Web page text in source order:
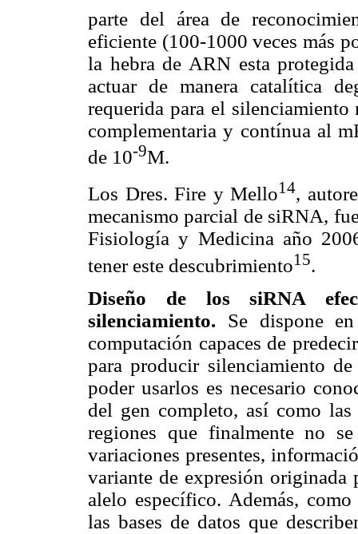
parte del área de
eficiente (100-1000 veces más
la hebra de ARN esta
actuar de manera catalítica
requerida para el
complementaria y contínua al
de 10-9M.
Los Dres. Fire y Mello14,
mecanismo parcial de siRNA,
Fisiología y Medicina año
tener este descubrimiento15.
Diseño de los siRNA
silenciamiento. Se dispone
computación capaces de
para producir silenciamiento
poder usarlos es necesario
del gen completo, así como
regiones que finalmente no
variaciones presentes,
variante de expresión
alelo específico. Además,
las bases de datos que